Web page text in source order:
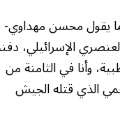
يقول محسن مهداوي-
الإسرائيلي،
وأنا في الثامنة من
الذي قتله الجيش